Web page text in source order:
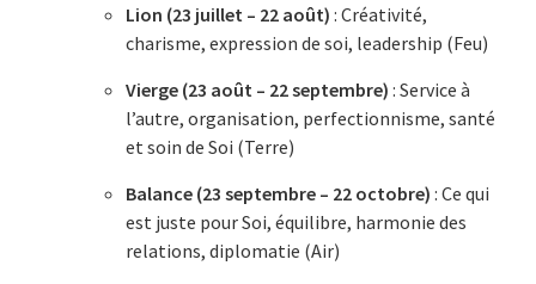
Lion (23 juillet – 22 août) : Créativité,
charisme, expression de soi, leadership (Feu)
Vierge (23 août – 22 septembre) : Service à
l’autre, organisation, perfectionnisme, santé
et soin de Soi (Terre)
Balance (23 septembre – 22 octobre) : Ce qui
est juste pour Soi, équilibre, harmonie des
relations, diplomatie (Air)